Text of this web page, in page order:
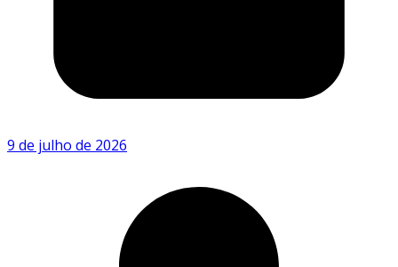
9 de julho de 2026